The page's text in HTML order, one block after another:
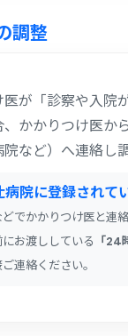
調整
が「診察や入院
、かかりつけ医か
院など）へ連絡し
病院に登録されて
どでかかりつけ医と連
お渡ししている 「24
連絡ください。